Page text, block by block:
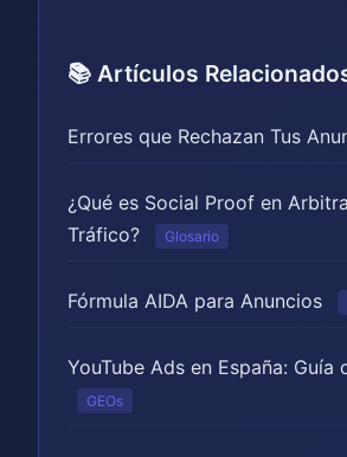
📚 Artículos
Errores que Rechazan Tus
¿Qué es Social Proof en
Tráfico?
Glosario
Fórmula AIDA para Anuncios
YouTube Ads en España: Guía
GEOs